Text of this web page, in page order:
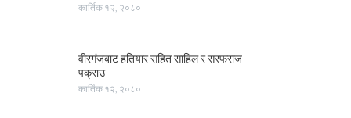
कार्तिक १२, २०८०
वीरगंजबाट हतियार सहित साहिल र सरफराज
पक्राउ
कार्तिक १२, २०८०